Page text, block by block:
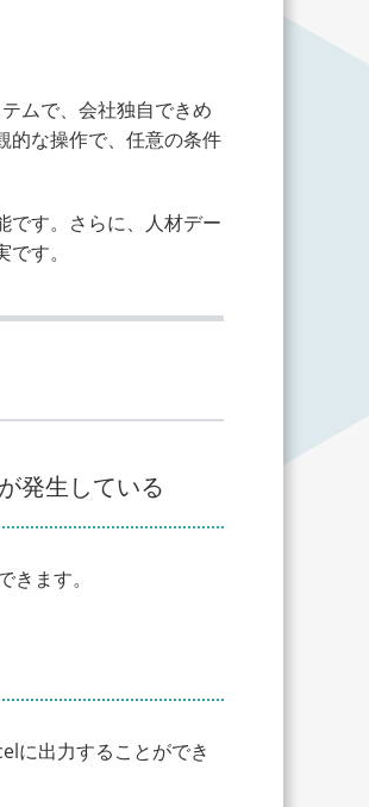
ムで、会社独自できめ
的な操作で、任意の条件
です。さらに、人材デー
す。
発生している
ます。
に出力することができ